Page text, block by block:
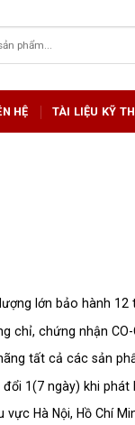
HỆ TÀI LIỆU KỸ
lớn bảo hành 12
chỉ, chứng nhận CO-
tất cả các sản
1(7 ngày) khi phát
vực Hà Nội, Hồ Chí